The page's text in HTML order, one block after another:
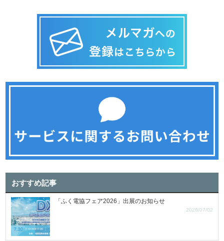
おすすめ記事
「ふく電協フェア2026」出展のお知らせ
2026/07/02